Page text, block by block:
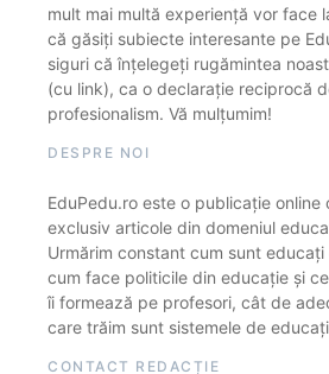
mult mai multă experiență vor face
că găsiți subiecte interesante pe
siguri că înțelegeți rugămintea
(cu link), ca o declarație reciprocă
profesionalism. Vă mulțumim!
DESPRE NOI
EduPedu.ro este o publicație
exclusiv articole din domeniul
Urmărim constant cum sunt
cum face politicile din educație și
îi formează pe profesori, cât de
care trăim sunt sistemele de
CONTACT REDACȚIE